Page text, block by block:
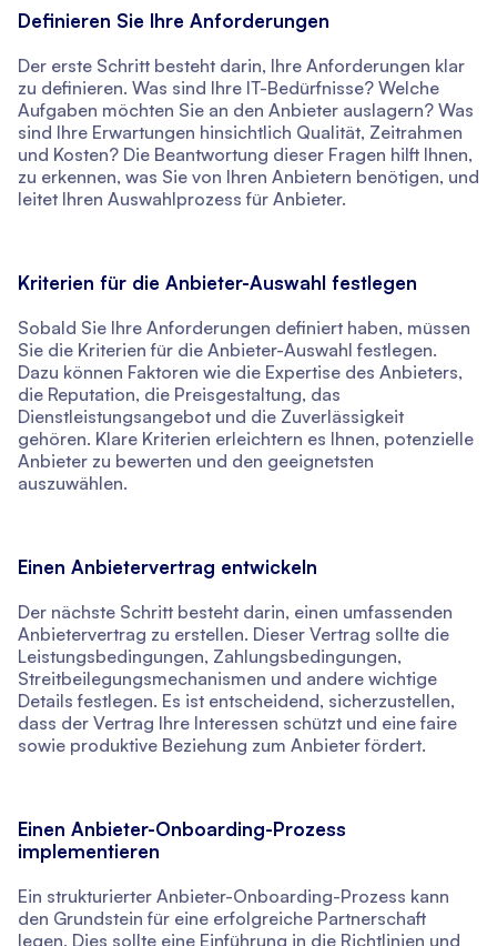
Definieren Sie Ihre Anforderungen
Der erste Schritt besteht darin, Ihre Anforderungen klar
zu definieren. Was sind Ihre IT-Bedürfnisse? Welche
Aufgaben möchten Sie an den Anbieter auslagern? Was
sind Ihre Erwartungen hinsichtlich Qualität, Zeitrahmen
und Kosten? Die Beantwortung dieser Fragen hilft Ihnen,
zu erkennen, was Sie von Ihren Anbietern benötigen, und
leitet Ihren Auswahlprozess für Anbieter.
Kriterien für die Anbieter-Auswahl festlegen
Sobald Sie Ihre Anforderungen definiert haben, müssen
Sie die Kriterien für die Anbieter-Auswahl festlegen.
Dazu können Faktoren wie die Expertise des Anbieters,
die Reputation, die Preisgestaltung, das
Dienstleistungsangebot und die Zuverlässigkeit
gehören. Klare Kriterien erleichtern es Ihnen, potenzielle
Anbieter zu bewerten und den geeignetsten
auszuwählen.
Einen Anbietervertrag entwickeln
Der nächste Schritt besteht darin, einen umfassenden
Anbietervertrag zu erstellen. Dieser Vertrag sollte die
Leistungsbedingungen, Zahlungsbedingungen,
Streitbeilegungsmechanismen und andere wichtige
Details festlegen. Es ist entscheidend, sicherzustellen,
dass der Vertrag Ihre Interessen schützt und eine faire
sowie produktive Beziehung zum Anbieter fördert.
Einen Anbieter-Onboarding-Prozess
implementieren
Ein strukturierter Anbieter-Onboarding-Prozess kann
den Grundstein für eine erfolgreiche Partnerschaft
legen. Dies sollte eine Einführung in die Richtlinien und